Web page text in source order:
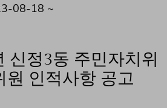
08-18 ~
신정3동 주민자치위
원 인적사항 공고